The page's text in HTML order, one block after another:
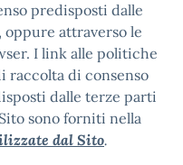
predisposti dalle
attraverso le
I link alle politiche
raccolta di consenso
dalle terze parti
sono forniti nella
dal Sito.